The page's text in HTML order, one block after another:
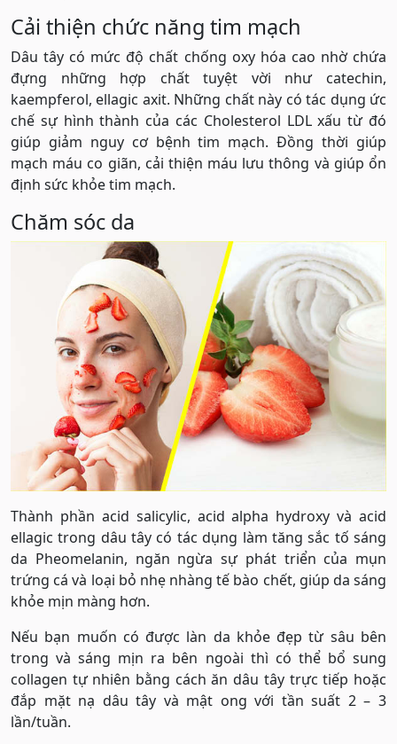
Cải thiện chức năng tim mạch
Dâu tây có mức độ chất chống oxy hóa cao nhờ chứa
đựng những hợp chất tuyệt vời như catechin,
kaempferol, ellagic axit. Những chất này có tác dụng ức
chế sự hình thành của các Cholesterol LDL xấu từ đó
giúp giảm nguy cơ bệnh tim mạch. Đồng thời giúp
mạch máu co giãn, cải thiện máu lưu thông và giúp ổn
định sức khỏe tim mạch.
Chăm sóc da
Thành phần acid salicylic, acid alpha hydroxy và acid
ellagic trong dâu tây có tác dụng làm tăng sắc tố sáng
da Pheomelanin, ngăn ngừa sự phát triển của mụn
trứng cá và loại bỏ nhẹ nhàng tế bào chết, giúp da sáng
khỏe mịn màng hơn.
Nếu bạn muốn có được làn da khỏe đẹp từ sâu bên
trong và sáng mịn ra bên ngoài thì có thể bổ sung
collagen tự nhiên bằng cách ăn dâu tây trực tiếp hoặc
đắp mặt nạ dâu tây và mật ong với tần suất 2 – 3
lần/tuần.